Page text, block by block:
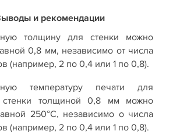
и рекомендации
толщину для стенки можно
0,8 мм, независимо от числа
(например, 2 по 0,4 или 1 по 0,8).
температуру печати для
стенки толщиной 0,8 мм можно
250°С, независимо о числа
(например, 2 по 0,4 или 1 по 0,8).